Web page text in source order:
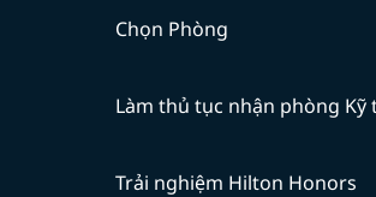
Chọn Phòng
Làm thủ tục nhận phòng Kỹ
Trải nghiệm Hilton Honors